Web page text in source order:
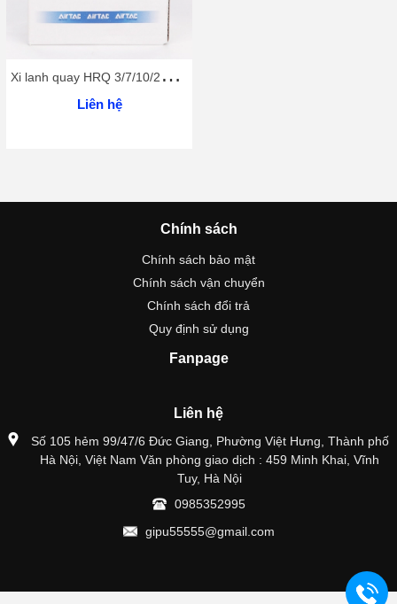
X
i lanh quay HRQ 3/7/10/20/30/50/70A
Liên hệ
Chính sách
Chính sách bảo mật
Chính sách vận chuyển
Chính sách đổi trả
Quy định sử dụng
Fanpage
Liên hệ
Số 105 hẻm 99/47/6 Đức Giang, Phường Việt Hưng, Thành phố
Hà Nội, Việt Nam Văn phòng giao dịch : 459 Minh Khai, Vĩnh
Tuy, Hà Nội
0985352995
gipu55555@gmail.com